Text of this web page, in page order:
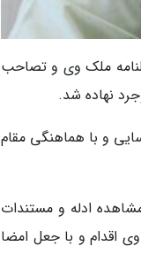
جعل قولنامه ملک وی و تصاحب
نهاده شد.
و با هماهنگی مقام
ادله و مستندات
اقدام و با جعل امضا